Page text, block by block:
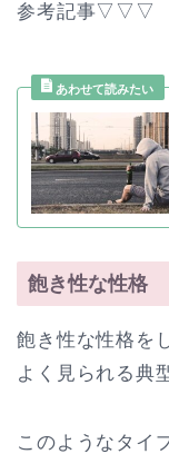
参考記事▽▽▽
飽き性な性格
飽き性な性格を
よく見られる典
このようなタイ